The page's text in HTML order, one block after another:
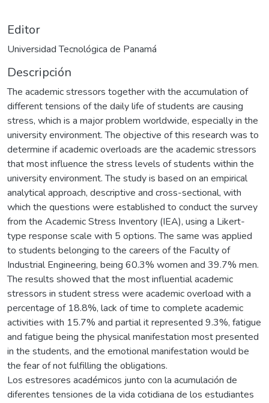
Editor
Universidad Tecnológica de Panamá
Descripción
The academic stressors together with the accumulation of
different tensions of the daily life of students are causing
stress, which is a major problem worldwide, especially in the
university environment. The objective of this research was to
determine if academic overloads are the academic stressors
that most influence the stress levels of students within the
university environment. The study is based on an empirical
analytical approach, descriptive and cross-sectional, with
which the questions were established to conduct the survey
from the Academic Stress Inventory (IEA), using a Likert-
type response scale with 5 options. The same was applied
to students belonging to the careers of the Faculty of
Industrial Engineering, being 60.3% women and 39.7% men.
The results showed that the most influential academic
stressors in student stress were academic overload with a
percentage of 18.8%, lack of time to complete academic
activities with 15.7% and partial it represented 9.3%, fatigue
and fatigue being the physical manifestation most presented
in the students, and the emotional manifestation would be
the fear of not fulfilling the obligations.
Los estresores académicos junto con la acumulación de
diferentes tensiones de la vida cotidiana de los estudiantes